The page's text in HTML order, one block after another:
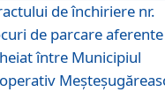
de închiriere nr.
de parcare aferente
între Municipiul